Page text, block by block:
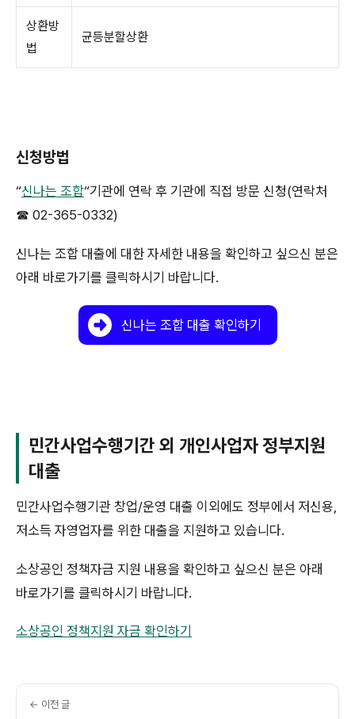
상환방
법
균등분할상환
신청방법
“신나는 조합“기관에 연락 후 기관에 직접 방문 신청(연락처
☎ 02-365-0332)
신나는 조합 대출에 대한 자세한 내용을 확인하고 싶으신 분은
아래 바로가기를 클릭하시기 바랍니다.
신나는 조합 대출 확인하기
민간사업수행기간 외 개인사업자 정부지원
대출
민간사업수행기관 창업/운영 대출 이외에도 정부에서 저신용,
저소득 자영업자를 위한 대출을 지원하고 있습니다.
소상공인 정책자금 지원 내용을 확인하고 싶으신 분은 아래
바로가기를 클릭하시기 바랍니다.
소상공인 정책지원 자금 확인하기
← 이전 글